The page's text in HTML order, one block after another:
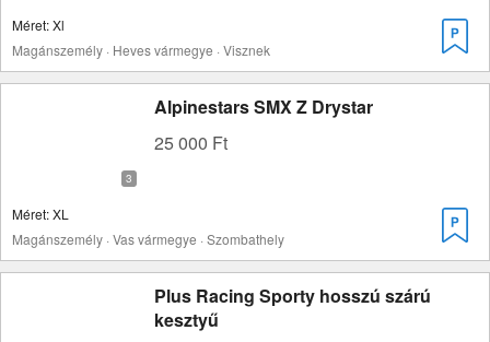
Méret: Xl
Magánszemély · Heves vármegye · Visznek
Alpinestars SMX Z Drystar
25 000 Ft
Méret: XL
Magánszemély · Vas vármegye · Szombathely
Plus Racing Sporty hosszú szárú
kesztyű